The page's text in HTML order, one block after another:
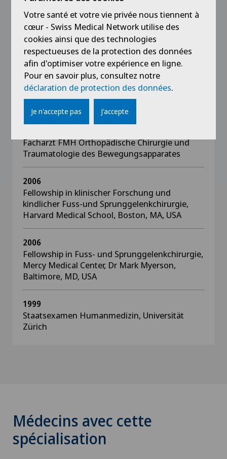
Formation
2011
Venia legendi der Universität Zürich und
Facharzt FMH Orthopädische Chirurgie und
Traumatologie des Bewegungsapparates
2006
Fellowship in klinischer Forschung und
kindlicher Fuss-und Sprunggelenkchirurgie,
Harvard Medical School, Boston, MA, USA
2006
Fellowship in Fuss- und Sprunggelenkchirurgie,
Mercy Medical Center, Dr Mark Myerson,
Baltimore, MD, USA
1999
Staatsexamen Humanmedizin, Universität
Zürich
Médecins avec cette
spécialisation
Votre santé et votre vie privée nous tiennent à
cœur - Swiss Medical Network utilise des
cookies ainsi que des technologies
respectueuses de la protection des données
afin d'optimiser votre expérience en ligne.
Pour en savoir plus, consultez notre
déclaration de protection des données.
Je n'accepte pas J'accepte